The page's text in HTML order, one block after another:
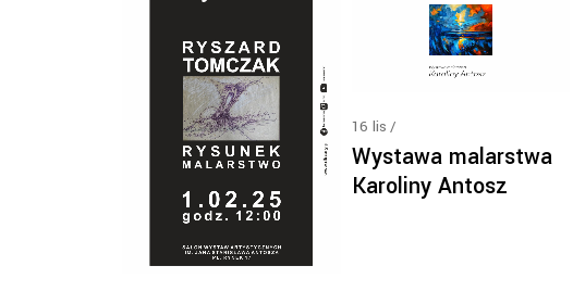
16 lis
Wystawa malarstwa
Karoliny Antosz